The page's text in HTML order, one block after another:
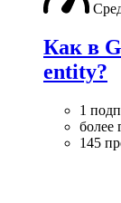
Как в
entity?
1
более
145